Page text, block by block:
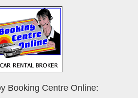
Booking Centre Online: